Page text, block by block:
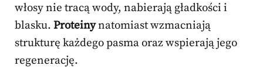
włosy nie tracą wody, nabierają gładkości i
blasku. Proteinynatomiast wzmacniają
strukturę każdego pasma oraz wspierają jego
regenerację.